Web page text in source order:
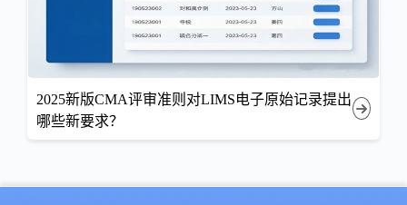
2025新版CMA评审准则对LIMS电子原始记录提出
哪些新要求？